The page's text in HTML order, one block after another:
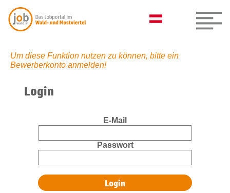
Um diese Funktion nutzen zu können, bitte ein
Bewerberkonto anmelden!
Login
E-Mail
Passwort